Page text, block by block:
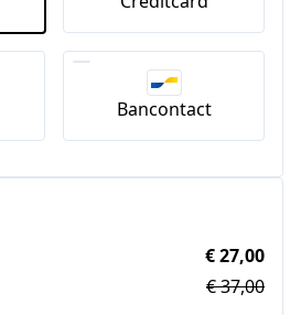
Bancontact
€ 27,00
€ 37,00